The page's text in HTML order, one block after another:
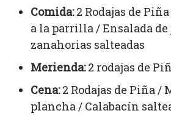
Comida:2 Rodajas de
a la parrilla / Ensalada
zanahorias salteadas
Merienda:2 rodajas de
Cena:2 Rodajas de Piña /
plancha / Calabacín